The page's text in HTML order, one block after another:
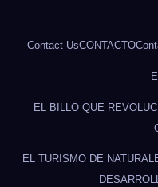
Contact UsCONTACTO
EL BILLO QUE
EL TURISMO DE